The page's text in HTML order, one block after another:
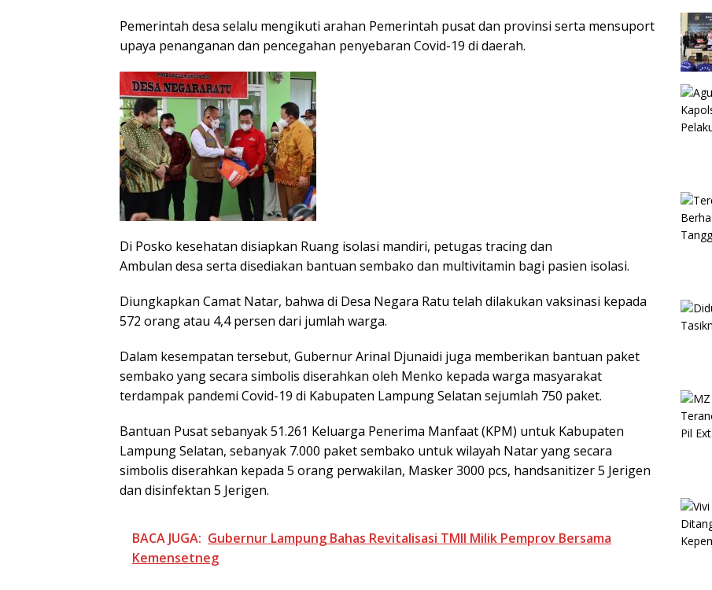
Pemerintah desa selalu mengikuti arahan Pemerintah pusat dan provinsi serta mensuport
upaya penanganan dan pencegahan penyebaran Covid-19 di daerah.
Di Posko kesehatan disiapkan Ruang isolasi mandiri, petugas tracing dan
Ambulan desa serta disediakan bantuan sembako dan multivitamin bagi pasien isolasi.
Diungkapkan Camat Natar, bahwa di Desa Negara Ratu telah dilakukan vaksinasi kepada
572 orang atau 4,4 persen dari jumlah warga.
Dalam kesempatan tersebut, Gubernur Arinal Djunaidi juga memberikan bantuan paket
sembako yang secara simbolis diserahkan oleh Menko kepada warga masyarakat
terdampak pandemi Covid-19 di Kabupaten Lampung Selatan sejumlah 750 paket.
Bantuan Pusat sebanyak 51.261 Keluarga Penerima Manfaat (KPM) untuk Kabupaten
Lampung Selatan, sebanyak 7.000 paket sembako untuk wilayah Natar yang secara
simbolis diserahkan kepada 5 orang perwakilan, Masker 3000 pcs, handsanitizer 5 Jerigen
dan disinfektan 5 Jerigen.
BACA JUGA: Gubernur Lampung Bahas Revitalisasi TMII Milik Pemprov Bersama
Kemensetneg